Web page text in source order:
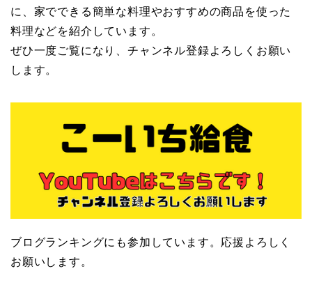
に、家でできる簡単な料理やおすすめの商品を使った
料理などを紹介しています。
ぜひ一度ご覧になり、チャンネル登録よろしくお願い
します。
ブログランキングにも参加しています。応援よろしく
お願いします。